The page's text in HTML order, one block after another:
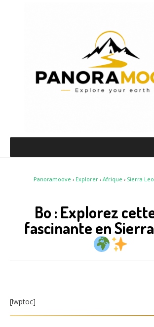
Panoramoove › Explorer› Afrique › Sierra
Bo : Explorez
fascinante en
[lwptoc]